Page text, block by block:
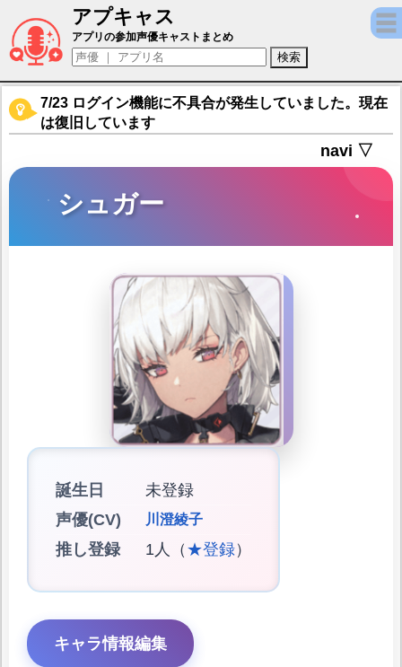
アプキャス
シュガー（声優：川澄綾子)【勝利の女神：
アプリの参加声優キャストまとめ
7/23 ログイン機能に不具合が発生していました。現在
は復旧しています
navi ▽
シュガー
誕生日
未登録
声優(CV)
川澄綾子
推し登録 1人（ ★登録）
キャラ情報編集